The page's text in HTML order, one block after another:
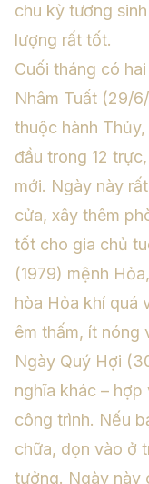
chu kỳ tương
lượng rất tốt.
Cuối tháng có
Nhâm Tuất (29/
thuộc hành
đầu trong 12
mới. Ngày này
cửa, xây thêm
tốt cho gia chủ
(1979) mệnh
hòa Hỏa khí quá
êm thấm, ít nóng
Ngày Quý Hợi
nghĩa khác –
công trình. Nếu
chữa, dọn vào ở
tưởng. Ngày này